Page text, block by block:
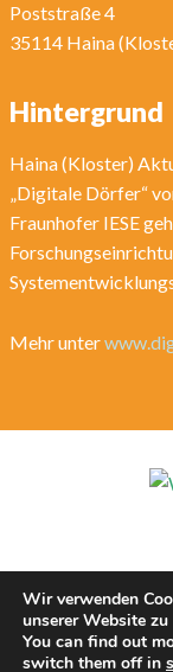
Poststraße 4
35114 Haina
Hintergrund
Haina (Kloster)
„Digitale Dörfer“
Fraunhofer IESE
Mehr unter
Wir verwenden
unserer Website zu
You can find out
switch them off in